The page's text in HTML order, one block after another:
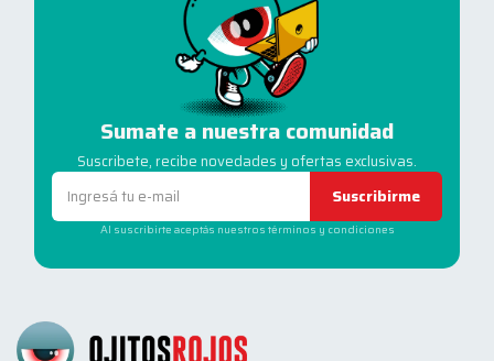
Sumate a nuestra comunidad
Suscribete, recibe novedades y ofertas exclusivas.
Suscribirme
Al suscribirte aceptás nuestros términos y condiciones